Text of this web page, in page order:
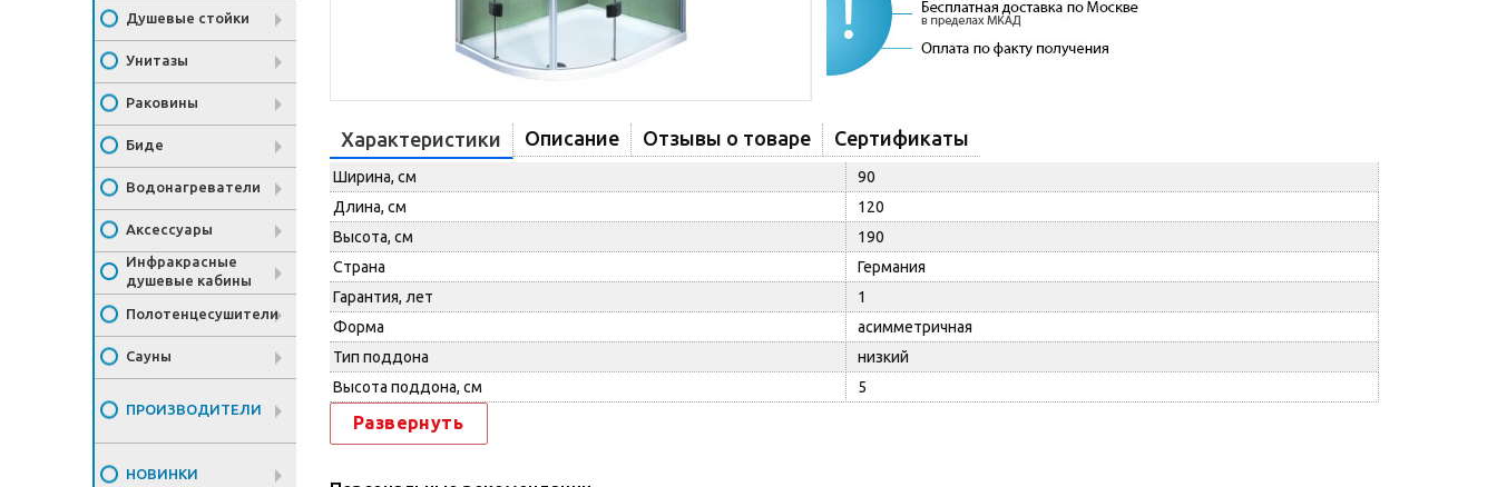
Душевые стойки
Унитазы
Раковины
Биде
Водонагреватели
Аксессуары
Инфракрасные
душевые кабины
Полотенцесушители
Сауны
ПРОИЗВОДИТЕЛИ
НОВИНКИ
Характеристики Описание Отзывы о товаре Сертификаты
Ширина, см
90
Длина, см
120
Высота, см
190
Страна
Германия
Гарантия, лет
1
Форма
асимметричная
Тип поддона
низкий
Высота поддона, см
5
Развернуть